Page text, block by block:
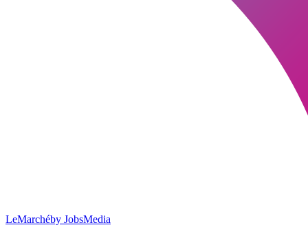
LeMarchéby JobsMedia